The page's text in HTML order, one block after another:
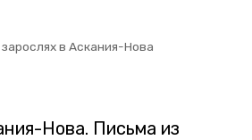
в Ас­ка­ния-Нова
Нова. Пись­ма из